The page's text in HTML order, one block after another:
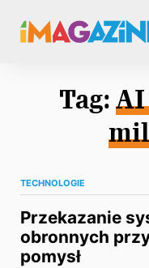
Tag: AI
TECHNOLOGIE
Przekazanie
obronnych
pomysł